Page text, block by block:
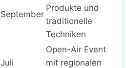
September
Produkte und
traditionelle
Techniken
Juli
Open-Air Event
mit regionalen